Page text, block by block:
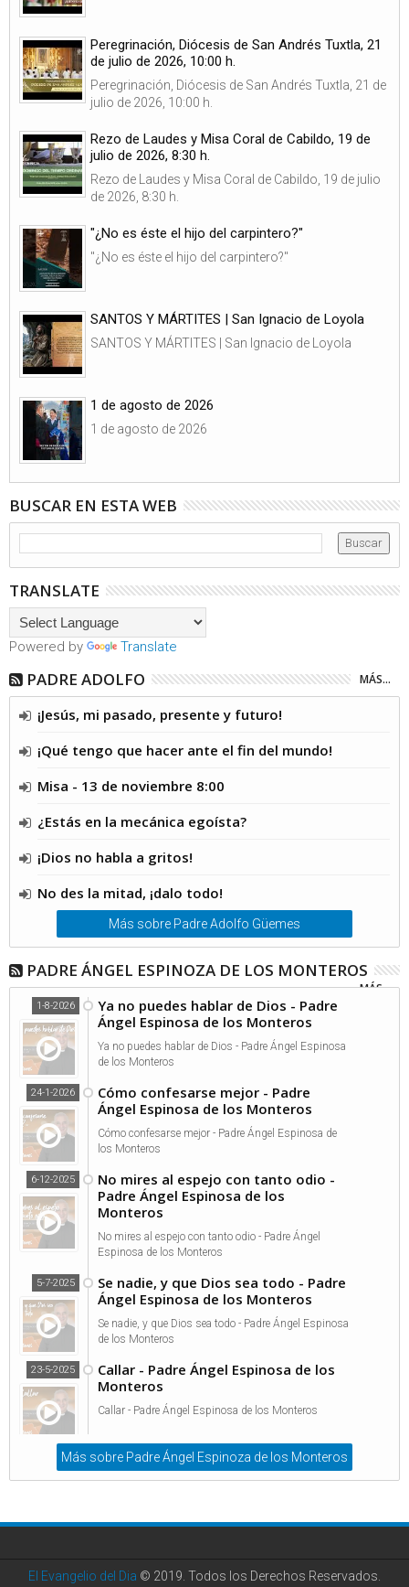
Peregrinación, Diócesis de San Andrés Tuxtla, 21
de julio de 2026, 10:00 h.
Peregrinación, Diócesis de San Andrés Tuxtla, 21 de
julio de 2026, 10:00 h.
Rezo de Laudes y Misa Coral de Cabildo, 19 de
julio de 2026, 8:30 h.
Rezo de Laudes y Misa Coral de Cabildo, 19 de julio
de 2026, 8:30 h.
"¿No es éste el hijo del carpintero?"
"¿No es éste el hijo del carpintero?"
SANTOS Y MÁRTITES | San Ignacio de Loyola
SANTOS Y MÁRTITES | San Ignacio de Loyola
1 de agosto de 2026
1 de agosto de 2026
BUSCAR EN ESTA WEB
TRANSLATE
Powered by Translate
PADRE ADOLFO MÁS...
¡Jesús, mi pasado, presente y futuro!
¡Qué tengo que hacer ante el fin del mundo!
Misa - 13 de noviembre 8:00
¿Estás en la mecánica egoísta?
¡Dios no habla a gritos!
No des la mitad, ¡dalo todo!
Más sobre Padre Adolfo Güemes
PADRE ÁNGEL ESPINOZA DE LOS MONTEROS
MÁS...
Ya no puedes hablar de Dios - Padre
Ángel Espinosa de los Monteros
1-8-2026
Ya no puedes hablar de Dios - Padre Ángel Espinosa
de los Monteros
Cómo confesarse mejor - Padre
Ángel Espinosa de los Monteros
24-1-2026
Cómo confesarse mejor - Padre Ángel Espinosa de
los Monteros
No mires al espejo con tanto odio -
Padre Ángel Espinosa de los
Monteros
6-12-2025
No mires al espejo con tanto odio - Padre Ángel
Espinosa de los Monteros
Se nadie, y que Dios sea todo - Padre
Ángel Espinosa de los Monteros
5-7-2025
Se nadie, y que Dios sea todo - Padre Ángel Espinosa
de los Monteros
Callar - Padre Ángel Espinosa de los
Monteros
23-5-2025
Callar - Padre Ángel Espinosa de los Monteros
Más sobre Padre Ángel Espinoza de los Monteros
El Evangelio del Dia © 2019. Todos los Derechos Reservados.